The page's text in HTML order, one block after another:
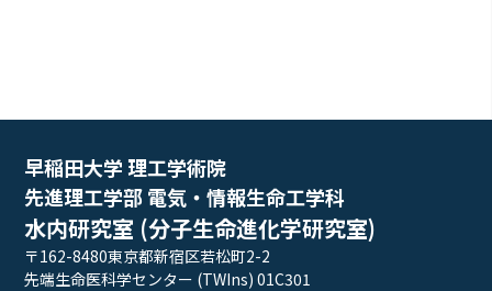
早稲田大学 理工学術院
先進理工学部 電気・情報生命工学科
水内研究室 (分子生命進化学研究室)
〒162-8480東京都新宿区若松町2-2
先端生命医科学センター (TWIns) 01C301